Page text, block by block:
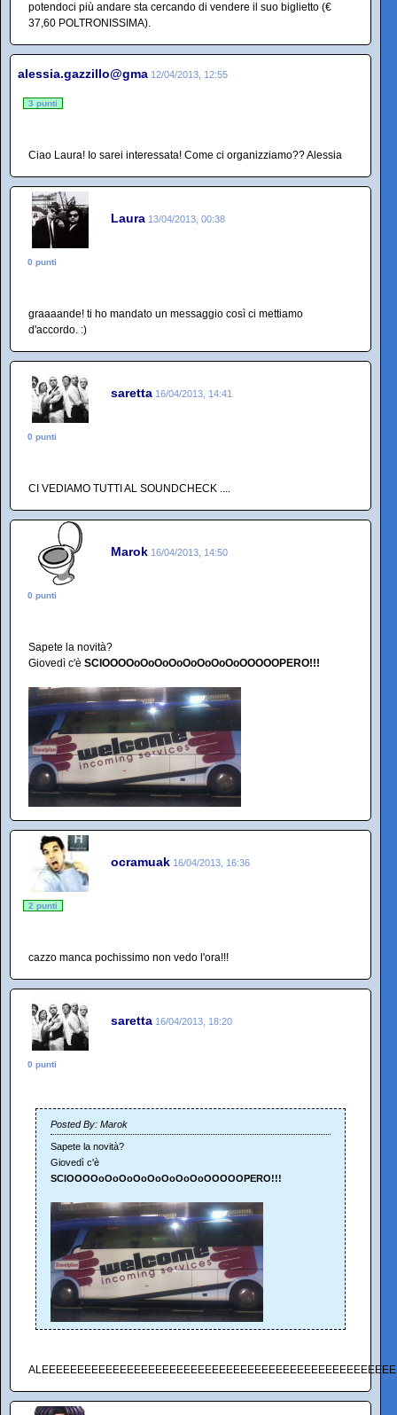
potendoci più andare sta cercando di vendere il suo biglietto (€
37,60 POLTRONISSIMA).
alessia.gazzillo@gma 12/04/2013, 12:55
3 punti
Ciao Laura! Io sarei interessata! Come ci organizziamo?? Alessia
Laura 13/04/2013, 00:38
0 punti
graaaande! ti ho mandato un messaggio così ci mettiamo
d'accordo. :)
saretta 16/04/2013, 14:41
0 punti
CI VEDIAMO TUTTI AL SOUNDCHECK ....
Marok 16/04/2013, 14:50
0 punti
Sapete la novità?
Giovedì c'è SCIOOOOoOoOoOoOoOoOoOoOOOOOPERO!!!
ocramuak 16/04/2013, 16:36
2 punti
cazzo manca pochissimo non vedo l'ora!!!
saretta 16/04/2013, 18:20
0 punti
Posted By: Marok
Sapete la novità?
Giovedì c'è
SCIOOOOoOoOoOoOoOoOoOoOOOOOPERO!!!